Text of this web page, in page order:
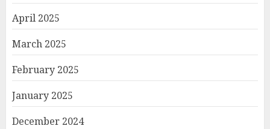
April 2025
March 2025
February 2025
January 2025
December 2024